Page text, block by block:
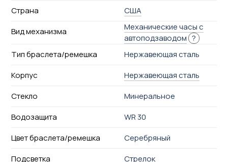
Страна
США
Вид механизма
Механические часы с
автоподзаводом ?
Тип браслета/ремешка
Нержавеющая сталь
Корпус
Нержавеющая сталь
Стекло
Минеральное
Водозащита
WR 30
Цвет браслета/ремешка
Серебряный
Подсветка
Стрелок